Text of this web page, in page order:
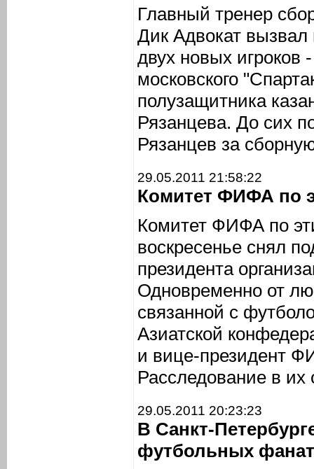
Главный тренер
Дик Адвокат
двух новых игроков
московского
полузащитника
Рязанцева. До сих
Рязанцев за
29.05.2011 21:58:22
Комитет ФИФА по
Комитет ФИФА по
воскресенье снял
президента
Одновременно от
связанной с
Азиатской
и вице-президент
Расследование в
29.05.2011 20:23:23
В Санкт-
футбольных